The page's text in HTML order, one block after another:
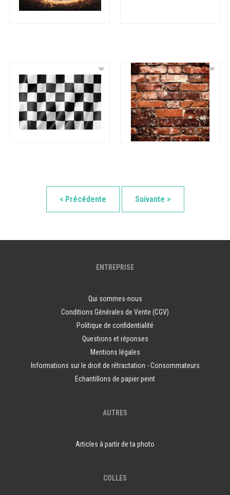
❤ ❤
< Précédente Suivante >
ENTREPRISE
Qui sommes-nous
Conditions Générales de Vente (CGV)
Politique de confidentialité
Questions et réponses
Mentions légales
Informations sur le droit de rétractation - Consommateurs
Echantillons de papier peint
AUTRES
Articles à partir de ta photo
COLLES